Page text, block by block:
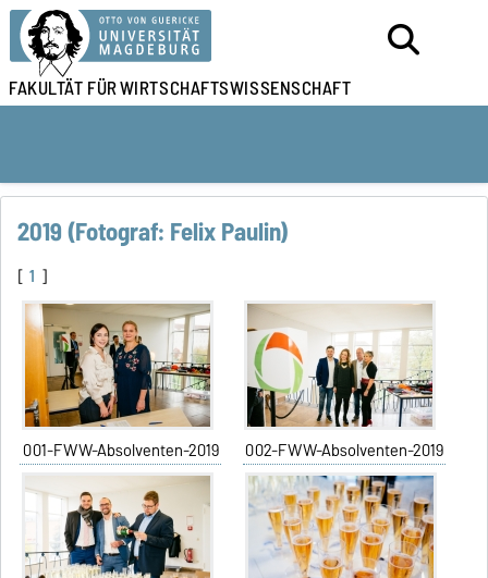
FAKULTÄT FÜRWIRTSCHAFTSWISSENSCHAFT
2019 (Fotograf: Felix Paulin)
[ 1 ]
001-FWW-Absolventen-2019 002-FWW-Absolventen-2019